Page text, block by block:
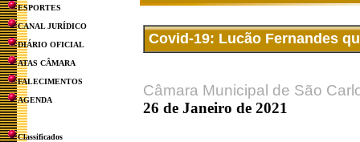
ESPORTES
CANAL JURÍDICO
DIÁRIO OFICIAL
ATAS CÂMARA
FALECIMENTOS
AGENDA
Classificados
Covid-19: Lucão Fernandes
Câmara Municipal de São
26 de Janeiro de 2021